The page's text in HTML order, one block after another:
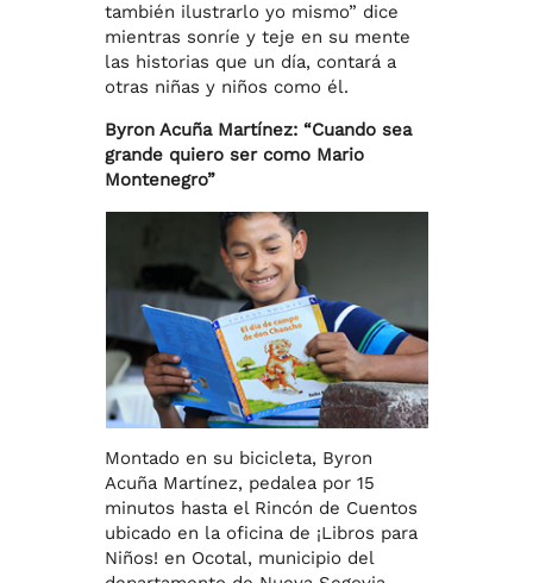
también ilustrarlo yo mismo” dice
mientras sonríe y teje en su mente
las historias que un día, contará a
otras niñas y niños como él.
Byron Acuña Martínez: “Cuando sea
grande quiero ser como Mario
Montenegro”
Montado en su bicicleta, Byron
Acuña Martínez, pedalea por 15
minutos hasta el Rincón de Cuentos
ubicado en la oficina de ¡Libros para
Niños! en Ocotal, municipio del